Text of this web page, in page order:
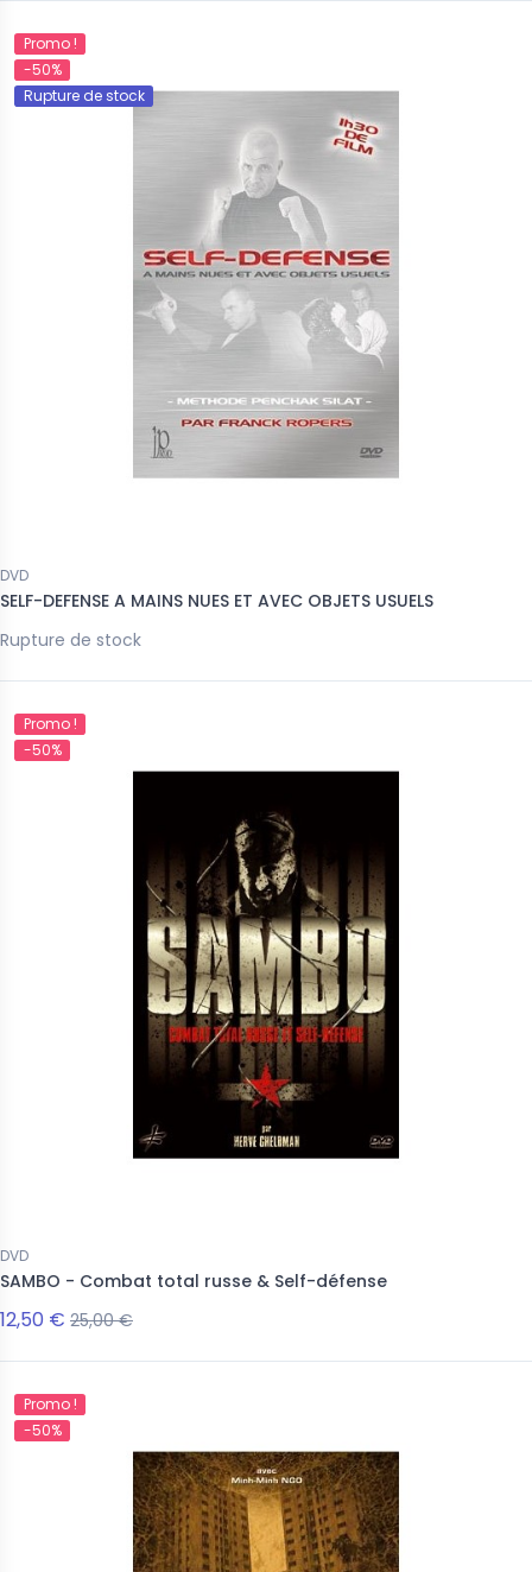
Promo !
-50%
Rupture de stock
DVD
SELF-DEFENSE A MAINS NUES ET AVEC OBJETS USUELS
Rupture de stock
Promo !
-50%
DVD
SAMBO - Combat total russe & Self-défense
12,50 € 25,00 €
Promo !
-50%